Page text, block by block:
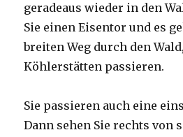
geradeaus wieder in den
Sie einen Eisentor und es
breiten Weg durch den
Köhlerstätten passieren.
Sie passieren auch eine
Dann sehen Sie rechts von